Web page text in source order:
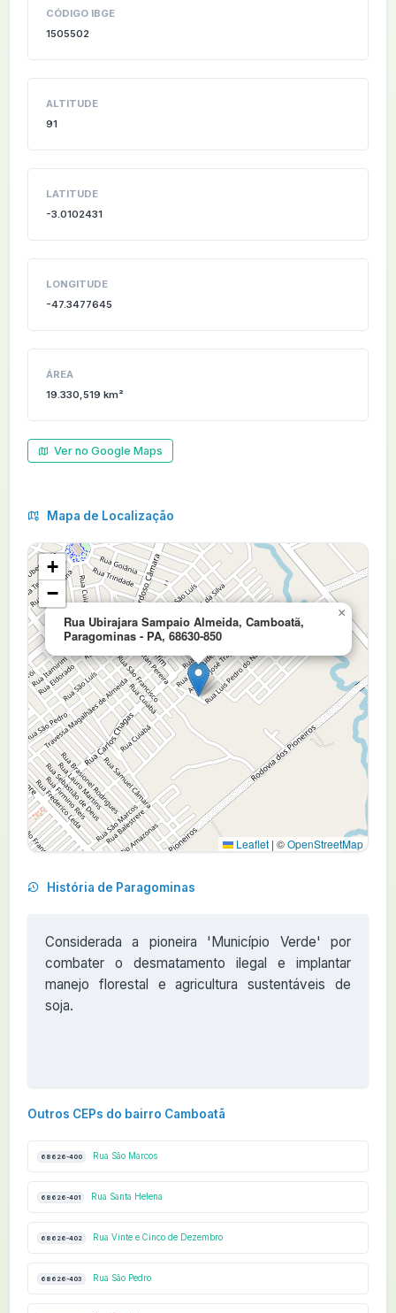
CÓDIGO IBGE
1505502
ALTITUDE
91
LATITUDE
-3.0102431
LONGITUDE
-47.3477645
ÁREA
19.330,519 km²
Ver no Google Maps
Mapa de Localização
Rua Ubirajara Sampaio Almeida, Camboatã,
Paragominas - PA, 68630-850
×
+
−
Leaflet | ©OpenStreetMap
História de Paragominas
Considerada a pioneira 'Município Verde' por
combater o desmatamento ilegal e implantar
manejo florestal e agricultura sustentáveis de
soja.
Outros CEPs do bairro Camboatã
68626-400 Rua São Marcos
68626-401 Rua Santa Helena
68626-402 Rua Vinte e Cinco de Dezembro
68626-403 Rua São Pedro